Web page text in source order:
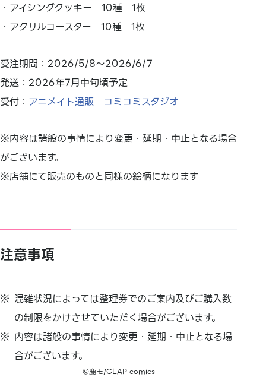
・アイシングクッキー 10種 1枚
・アクリルコースター 10種 1枚
受注期間：2026/5/8～2026/6/7
発送：2026年7月中旬頃予定
受付： アニメイト通販 コミコミスタジオ
※内容は諸般の事情により変更・延期・中止となる場合
がございます。
※店舗にて販売のものと同様の絵柄になります
注意事項
混雑状況によっては整理券でのご案内及びご購入数
の制限をかけさせていただく場合がございます。
内容は諸般の事情により変更・延期・中止となる場
合がございます。
©鹿モ/CLAP comics